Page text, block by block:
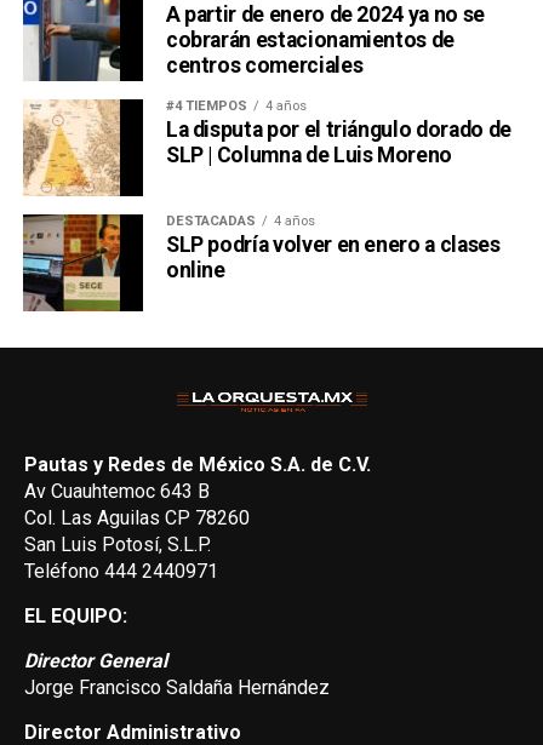
A partir de enero de 2024 ya no se
cobrarán estacionamientos de
centros comerciales
#4 TIEMPOS 4 años
La disputa por el triángulo dorado de
SLP | Columna de Luis Moreno
DESTACADAS 4 años
SLP podría volver en enero a clases
online
Pautas y Redes de México S.A. de C.V.
Av Cuauhtemoc 643 B
Col. Las Aguilas CP 78260
San Luis Potosí, S.L.P.
Teléfono 444 2440971
EL EQUIPO:
Director General
Jorge Francisco Saldaña Hernández
Director Administrativo